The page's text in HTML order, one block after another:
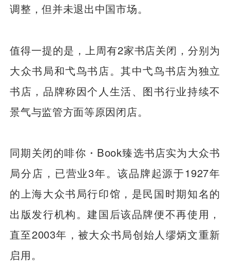
调整，但并未退出中国市场。
值得一提的是，上周有2家书店关闭，分别为
大众书局和弋鸟书店。其中弋鸟书店为独立
书店，品牌称因个人生活、图书行业持续不
景气与监管方面等原因闭店。
同期关闭的啡你・Book臻选书店实为大众书
局分店，已营业3年。该品牌起源于1927年
的上海大众书局行印馆，是民国时期知名的
出版发行机构。建国后该品牌便不再使用，
直至2003年，被大众书局创始人缪炳文重新
启用。